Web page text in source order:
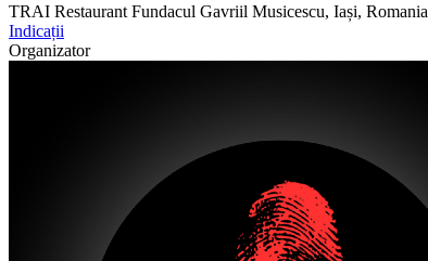
TRAI Restaurant Fundacul Gavriil Musicescu, Iași, Romania
Indicații
Organizator